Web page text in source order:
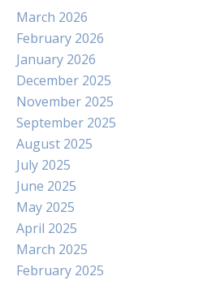
March 2026
February 2026
January 2026
December 2025
November 2025
September 2025
August 2025
July 2025
June 2025
May 2025
April 2025
March 2025
February 2025